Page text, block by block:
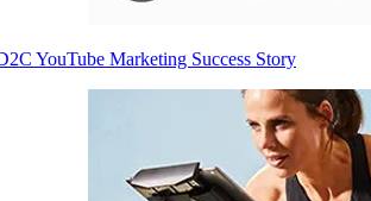
YouTube Marketing Success Story